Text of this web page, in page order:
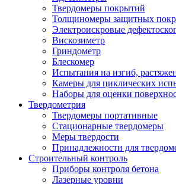
Твердомеры покрытий
Толщиномеры защитных
Электроискровые
Вискозиметр
Гриндометр
Блескомер
Испытания на изгиб,
Камеры для циклических
Наборы для оценки
Твердометрия
Твердомеры портативные
Стационарные твердомеры
Меры твердости
Принадлежности для
Строительный контроль
Приборы контроля бетона
Лазерные уровни